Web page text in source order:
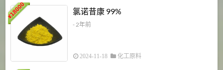
¥
18000 氯诺昔康 99%
- 2年前
2024-11-18 化工原料